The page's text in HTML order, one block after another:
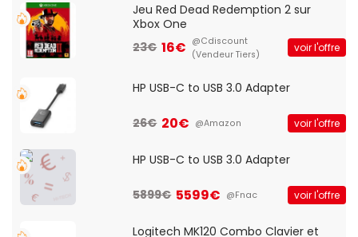
Jeu Red Dead Redemption 2 sur
Xbox One
23€ 16€ @Cdiscount
(Vendeur Tiers)
voir l'offre
HP USB-C to USB 3.0 Adapter
26€ 20€ @Amazon voir l'offre
HP USB-C to USB 3.0 Adapter
5899€ 5599€ @Fnac voir l'offre
Logitech MK120 Combo Clavier et